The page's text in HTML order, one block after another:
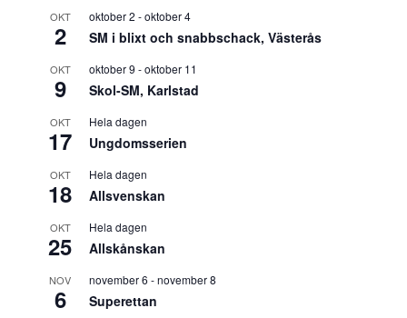
OKT
2
oktober 2 -oktober 4
SM i blixt och snabbschack, Västerås
OKT
9
oktober 9 -oktober 11
Skol-SM, Karlstad
OKT
17
Hela dagen
Ungdomsserien
OKT
18
Hela dagen
Allsvenskan
OKT
25
Hela dagen
Allskånskan
NOV
6
november 6 -november 8
Superettan